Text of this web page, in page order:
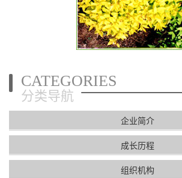
CATEGORIES
分类导航
企业简介
成长历程
组织机构